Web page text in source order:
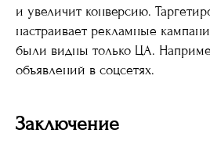
и увеличит конверсию.
настраивает рекламные
были видны только ЦА.
объявлений в соцсетях.
Заключение